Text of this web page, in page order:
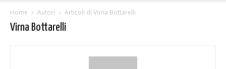
Home Autori Articoli di Virna Bottarelli
Virna Bottarelli